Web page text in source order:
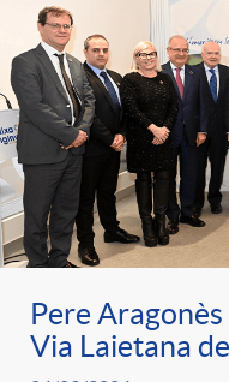
Pere
Via Laietana